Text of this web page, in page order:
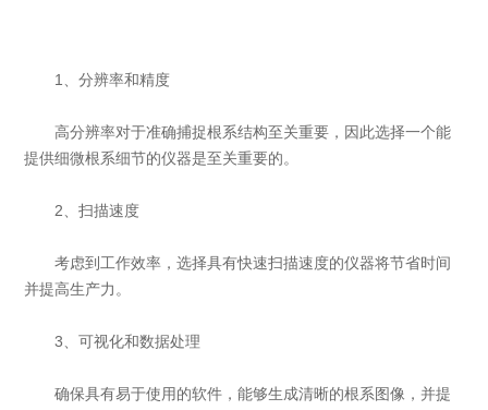
1、分辨率和精度
高分辨率对于准确捕捉根系结构至关重要，因此选择一个能
提供细微根系细节的仪器是至关重要的。
2、扫描速度
考虑到工作效率，选择具有快速扫描速度的仪器将节省时间
并提高生产力。
3、可视化和数据处理
确保具有易于使用的软件，能够生成清晰的根系图像，并提